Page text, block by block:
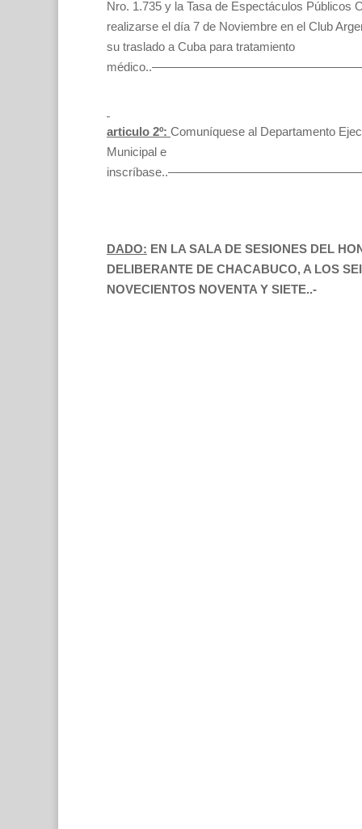
Nro. 1.735 y la Tasa de Espectáculos Públicos
realizarse el día 7 de Noviembre en el Club
su traslado a Cuba para tratamiento
articulo 2º: Comuníquese al Departamento
Municipal e
DADO: EN LA SALA DE SESIONES DEL
DELIBERANTE DE CHACABUCO, A LOS
NOVECIENTOS NOVENTA Y SIETE..-